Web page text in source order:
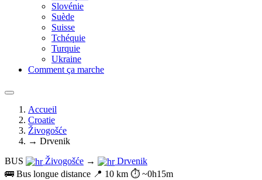
Slovénie
Suède
Suisse
Tchéquie
Turquie
Ukraine
Comment ça marche
Accueil
Croatie
Živogošće
→ Drvenik
BUS
Živogošće →
Drvenik
🚌 Bus longue distance 📍 10 km ⏱️ ~0h15m